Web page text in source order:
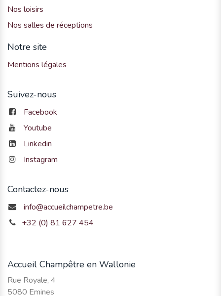
Nos loisirs
Nos salles de réceptions
Notre site
Mentions légales
Suivez-nous
Facebook
Youtube
Linkedin
Instagram
Contactez-nous
info@accueilchampetre.be
+32 (0) 81 627 454
Accueil Champêtre en Wallonie
Rue Royale, 4
5080 Emines